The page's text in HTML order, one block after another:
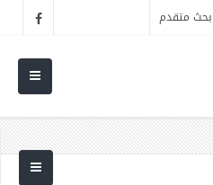
بحث متقدم